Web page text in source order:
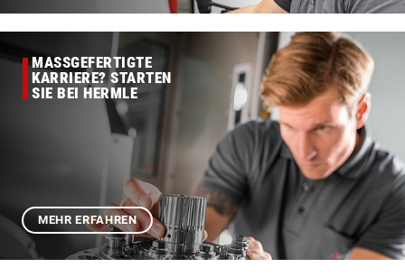
MASSGEFERTIGTE
KARRIERE? STARTEN
SIE BEI HERMLE
MEHR ERFAHREN